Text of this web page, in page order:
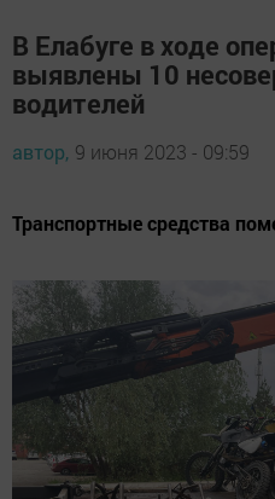
В Елабуге в ходе
выявлены 10
водителей
автор, 9 июня 2023 - 09:59
Транспортные средства